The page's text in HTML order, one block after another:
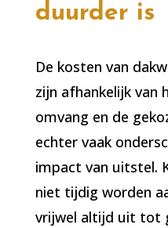
duurder is
De kosten van
zijn afhankelijk van
omvang en de
echter vaak
impact van uitstel.
niet tijdig worden
vrijwel altijd uit tot